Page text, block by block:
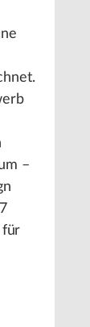
–
für